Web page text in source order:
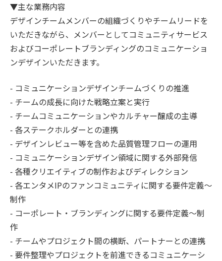
▼主な業務内容
デザインチームメンバーの組織づくりやチームリードを
いただきながら、メンバーとしてコミュニティサービス
およびコーポレートブランディングのコミュニケーショ
ンデザインいただきます。
- コミュニケーションデザインチームづくりの推進
- チームの成長に向けた戦略立案と実行
- チームコミュニケーションやカルチャー醸成の主導
- 各ステークホルダーとの連携
- デザインレビュー等を含めた品質管理フローの運用
- コミュニケーションデザイン領域に関する外部発信
- 各種クリエイティブの制作およびディレクション
- 各エンタメIPのファンコミュニティに関する要件定義〜
制作
- コーポレート・ブランディングに関する要件定義〜制
作
- チームやプロジェクト間の横断、パートナーとの連携
- 要件整理やプロジェクトを前進できるコミュニケーシ